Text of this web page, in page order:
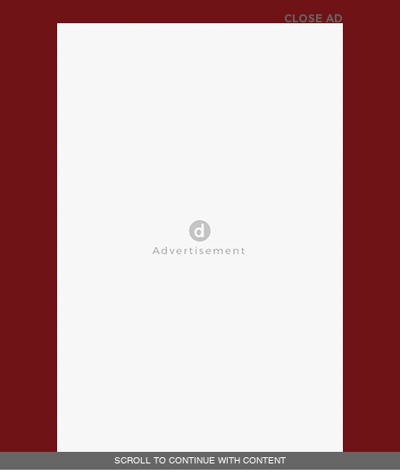
CLOSE AD
SCROLL TO CONTINUE WITH CONTENT